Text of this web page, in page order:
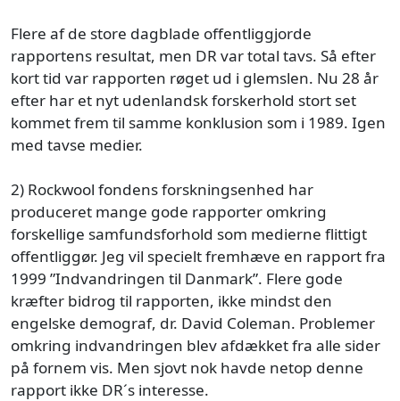
Flere af de store dagblade offentliggjorde
rapportens resultat, men DR var total tavs. Så efter
kort tid var rapporten røget ud i glemslen. Nu 28 år
efter har et nyt udenlandsk forskerhold stort set
kommet frem til samme konklusion som i 1989. Igen
med tavse medier.
2) Rockwool fondens forskningsenhed har
produceret mange gode rapporter omkring
forskellige samfundsforhold som medierne flittigt
offentliggør. Jeg vil specielt fremhæve en rapport fra
1999 ”Indvandringen til Danmark”. Flere gode
kræfter bidrog til rapporten, ikke mindst den
engelske demograf, dr. David Coleman. Problemer
omkring indvandringen blev afdækket fra alle sider
på fornem vis. Men sjovt nok havde netop denne
rapport ikke DR´s interesse.